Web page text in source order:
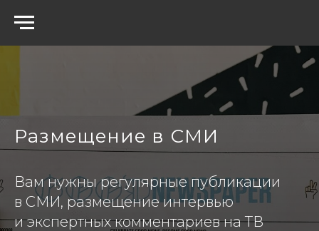
Размещение в СМИ
Вам нужны регулярные публикации
в СМИ, размещение интервью
и экспертных комментариев на ТВ